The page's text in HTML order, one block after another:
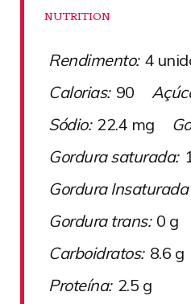
NUTRITION
Rendimento: 4
Calorias: 90
Sódio: 22.4 mg
Gordura saturada:
Gordura Insaturada
Gordura trans: 0 g
Carboidratos: 8.6 g
Proteína: 2.5 g